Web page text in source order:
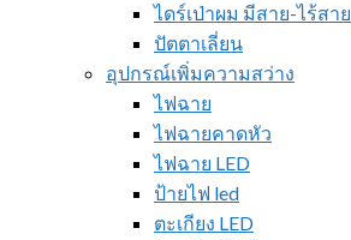
ไดร์เป่าผม มีสาย-ไร้สาย
ปัตตาเลี่ยน
อุปกรณ์เพิ่มความสว่าง
ไฟฉาย
ไฟฉายคาดหัว
ไฟฉาย LED
ป้ายไฟ led
ตะเกียง LED